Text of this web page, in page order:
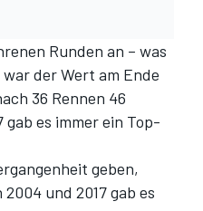
Runden an – was
der Wert am Ende
36 Rennen 46
es immer ein Top-
geben,
und 2017 gab es